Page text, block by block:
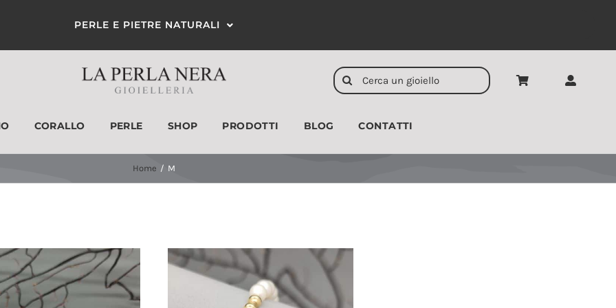
PERLE E PIETRE NATURALI
Cerca
per:
CORALLO PERLE SHOP PRODOTTI BLOG CONTATTI
Home M
Filtra per colore Categorie prodotto